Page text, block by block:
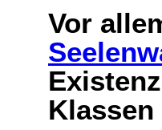
Vor